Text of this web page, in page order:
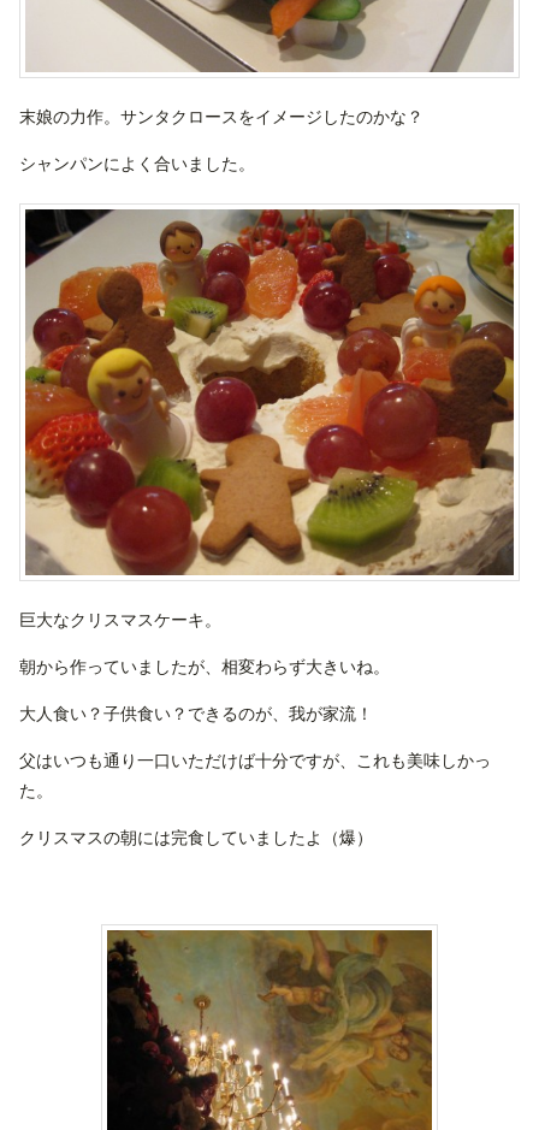
末娘の力作。サンタクロースをイメージしたのかな？
シャンパンによく合いました。
巨大なクリスマスケーキ。
朝から作っていましたが、相変わらず大きいね。
大人食い？子供食い？できるのが、我が家流！
父はいつも通り一口いただけば十分ですが、これも美味しかっ
た。
クリスマスの朝には完食していましたよ（爆）